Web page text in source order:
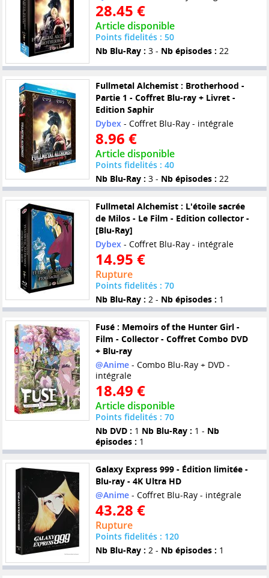
28.45 €
Article disponible
Points fidelités : 50
Nb Blu-Ray : 3 - Nb épisodes : 22
Fullmetal Alchemist : Brotherhood -
Partie 1 - Coffret Blu-ray + Livret -
Edition Saphir
Dybex - Coffret Blu-Ray - intégrale
8.96 €
Article disponible
Points fidelités : 40
Nb Blu-Ray : 3 - Nb épisodes : 22
Fullmetal Alchemist : L'étoile sacrée
de Milos - Le Film - Edition collector -
[Blu-Ray]
Dybex - Coffret Blu-Ray - intégrale
14.95 €
Rupture
Points fidelités : 70
Nb Blu-Ray : 2 - Nb épisodes : 1
Fusé : Memoirs of the Hunter Girl -
Film - Collector - Coffret Combo DVD
+ Blu-ray
@Anime- Combo Blu-Ray + DVD -
intégrale
18.49 €
Article disponible
Points fidelités : 70
Nb DVD : 1 Nb Blu-Ray : 1 - Nb
épisodes : 1
Galaxy Express 999 - Édition limitée -
Blu-ray - 4K Ultra HD
@Anime- Coffret Blu-Ray - intégrale
43.28 €
Rupture
Points fidelités : 120
Nb Blu-Ray : 2 - Nb épisodes : 1